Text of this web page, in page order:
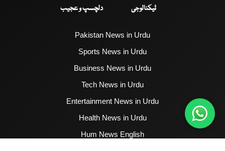
ٹیکنالوجی
دلچسپ و عجیب
Pakistan News in Urdu
Sports News in Urdu
Business News in Urdu
Tech News in Urdu
Entertainment News in Urdu
Health News in Urdu
Hum News English